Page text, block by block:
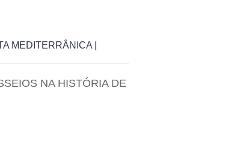
MEDITERRÂNICA |
NA HISTÓRIA DE